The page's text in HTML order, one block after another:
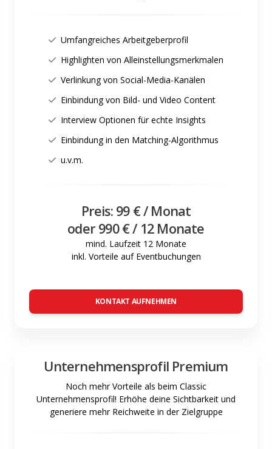
Umfangreiches Arbeitgeberprofil
Highlighten von Alleinstellungsmerkmalen
Verlinkung von Social-Media-Kanälen
Einbindung von Bild- und Video Content
Interview Optionen für echte Insights
Einbindung in den Matching-Algorithmus
u.v.m.
Preis: 99 € / Monat
oder 990 € / 12 Monate
mind. Laufzeit 12 Monate
inkl. Vorteile auf Eventbuchungen
KONTAKT AUFNEHMEN
Unternehmensprofil Premium
Noch mehr Vorteile als beim Classic
Unternehmensprofil! Erhöhe deine Sichtbarkeit und
generiere mehr Reichweite in der Zielgruppe